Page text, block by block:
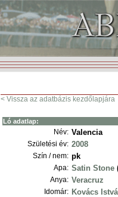
< Vissza az adatbázis kezdőlapjára
Ló adatlap:
Név: Valencia
Születési év: 2008
Szín / nem: pk
Apa: Satin Stone
Anya: Veracruz
Idomár: Kovács